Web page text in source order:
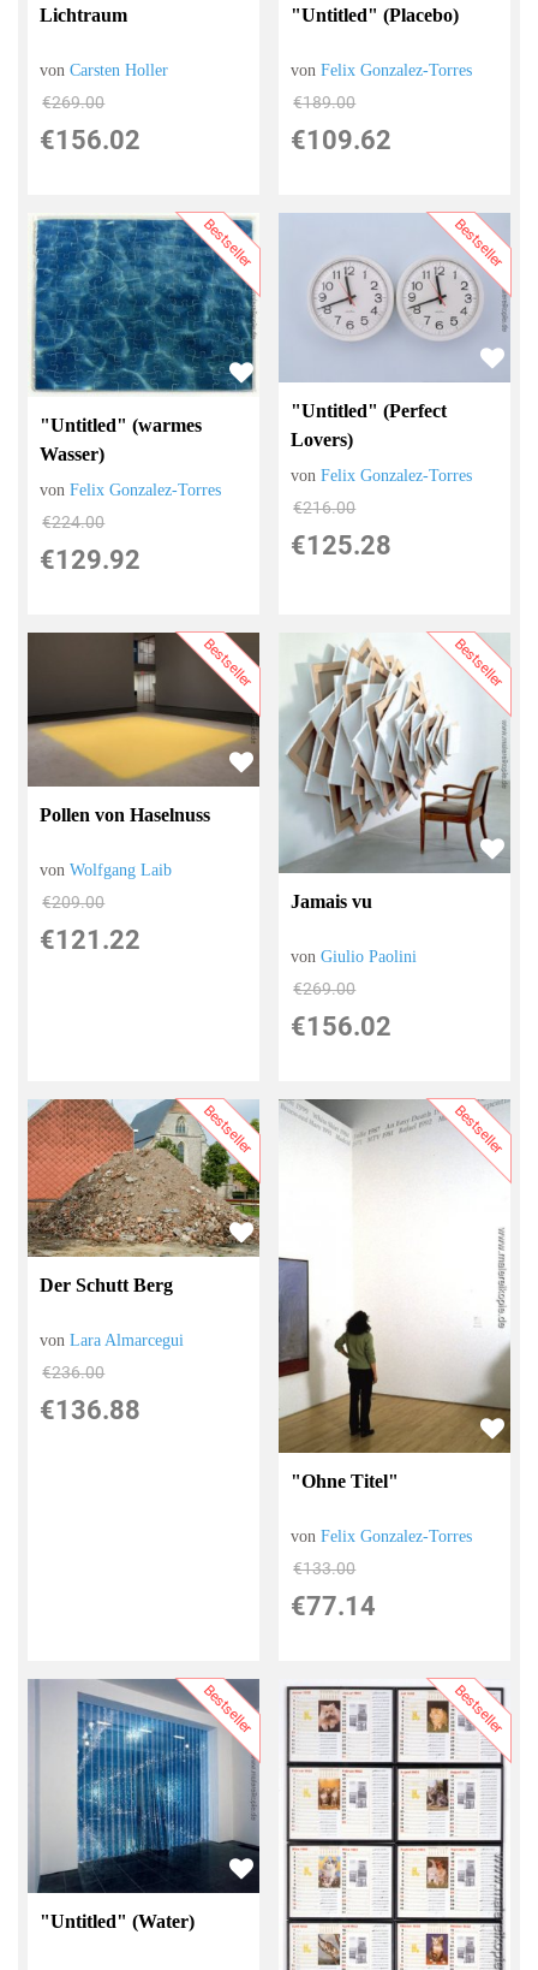
Lichtraum
vonCarsten Holler
€269.00
€156.02
"Untitled" (Placebo)
vonFelix Gonzalez-Torres
€189.00
€109.62
Bestseller
"Untitled" (warmes
Wasser)
vonFelix Gonzalez-Torres
€224.00
€129.92
Bestseller
"Untitled" (Perfect
Lovers)
vonFelix Gonzalez-Torres
€216.00
€125.28
Bestseller
Pollen von Haselnuss
vonWolfgang Laib
€209.00
€121.22
Bestseller
Jamais vu
vonGiulio Paolini
€269.00
€156.02
Bestseller
Der Schutt Berg
vonLara Almarcegui
€236.00
€136.88
Bestseller
"Ohne Titel"
vonFelix Gonzalez-Torres
€133.00
€77.14
Bestseller
"Untitled" (Water)
Bestseller